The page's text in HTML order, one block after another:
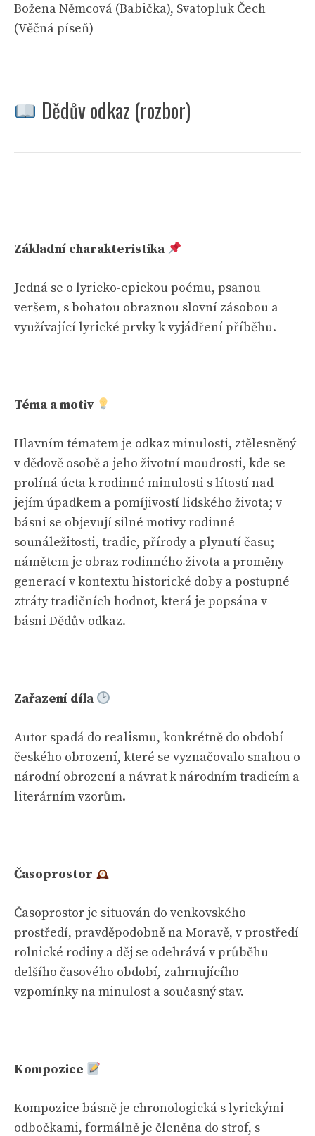
Božena Němcová (Babička), Svatopluk Čech
(Věčná píseň)
Dědův odkaz (rozbor)
Základní charakteristika
Jedná se o lyricko-epickou poému, psanou
veršem, s bohatou obraznou slovní zásobou a
využívající lyrické prvky k vyjádření příběhu.
Téma a motiv
Hlavním tématem je odkaz minulosti, ztělesněný
v dědově osobě a jeho životní moudrosti, kde se
prolíná úcta k rodinné minulosti s lítostí nad
jejím úpadkem a pomíjivostí lidského života; v
básni se objevují silné motivy rodinné
sounáležitosti, tradic, přírody a plynutí času;
námětem je obraz rodinného života a proměny
generací v kontextu historické doby a postupné
ztráty tradičních hodnot, která je popsána v
básni Dědův odkaz.
Zařazení díla
Autor spadá do realismu, konkrétně do období
českého obrození, které se vyznačovalo snahou o
národní obrození a návrat k národním tradicím a
literárním vzorům.
Časoprostor
Časoprostor je situován do venkovského
prostředí, pravděpodobně na Moravě, v prostředí
rolnické rodiny a děj se odehrává v průběhu
delšího časového období, zahrnujícího
vzpomínky na minulost a současný stav.
Kompozice
Kompozice básně je chronologická s lyrickými
odbočkami, formálně je členěna do strof, s